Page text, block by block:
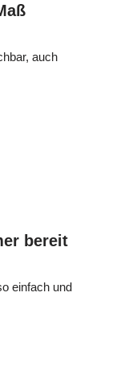
auch
bereit
einfach und